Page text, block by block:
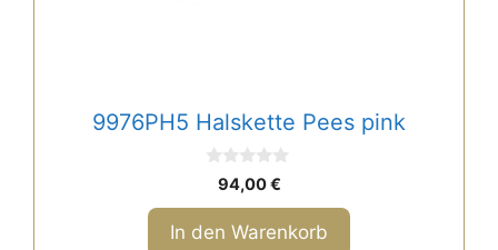
9976PH5 Halskette Pees pink
o
n
5
94,00€
In den Warenkorb